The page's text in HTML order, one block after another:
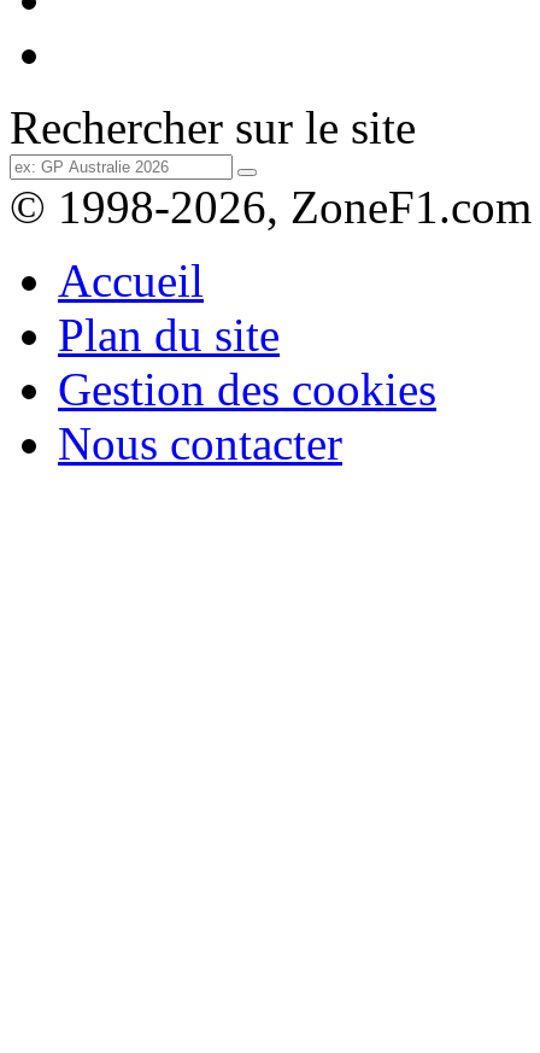
Rechercher sur le site
© 1998-2026, ZoneF1.com
Accueil
Plan du site
Gestion des cookies
Nous contacter